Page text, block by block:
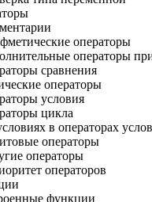
операторы
операторы
сравнения
операторы
условия
цикла
в операторах
операторы
операторы
операторов
функции